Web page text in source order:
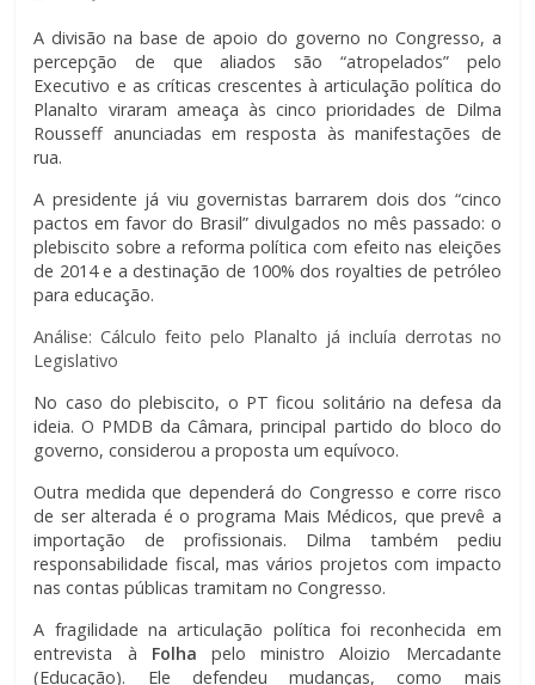
A divisão na base de apoio do governo no Congresso, a
percepção de que aliados são “atropelados” pelo
Executivo e as críticas crescentes à articulação política do
Planalto viraram ameaça às cinco prioridades de Dilma
Rousseff anunciadas em resposta às manifestações de
rua.
A presidente já viu governistas barrarem dois dos “cinco
pactos em favor do Brasil” divulgados no mês passado: o
plebiscito sobre a reforma política com efeito nas eleições
de 2014 e a destinação de 100% dos royalties de petróleo
para educação.
Análise: Cálculo feito pelo Planalto já incluía derrotas no
Legislativo
No caso do plebiscito, o PT ficou solitário na defesa da
ideia. O PMDB da Câmara, principal partido do bloco do
governo, considerou a proposta um equívoco.
Outra medida que dependerá do Congresso e corre risco
de ser alterada é o programa Mais Médicos, que prevê a
importação de profissionais. Dilma também pediu
responsabilidade fiscal, mas vários projetos com impacto
nas contas públicas tramitam no Congresso.
A fragilidade na articulação política foi reconhecida em
entrevista à Folha pelo ministro Aloizio Mercadante
(Educação). Ele defendeu mudanças, como mais